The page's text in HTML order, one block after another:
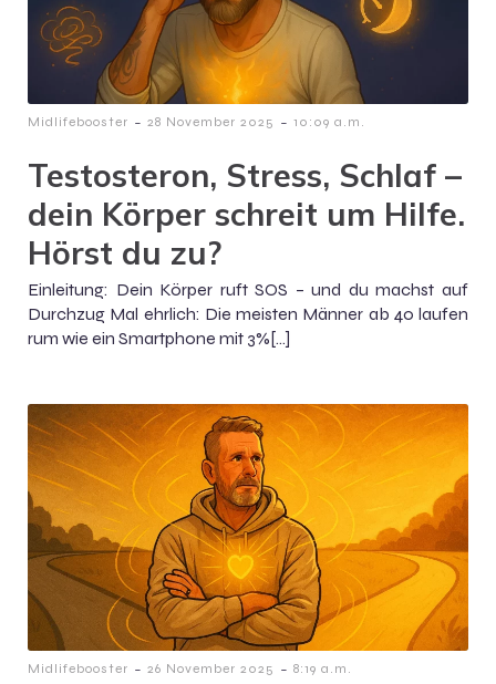
Midlifebooster - 28 November 2025 - 10:09 a.m.
Testosteron, Stress, Schlaf –
dein Körper schreit um Hilfe.
Hörst du zu?
Einleitung: Dein Körper ruft SOS – und du machst auf
Durchzug Mal ehrlich: Die meisten Männer ab 40 laufen
rum wie ein Smartphone mit 3%[…]
Midlifebooster - 26 November 2025 - 8:19 a.m.